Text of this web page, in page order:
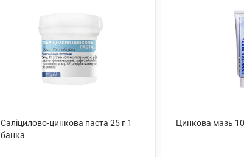
Саліцилово-цинкова паста 25 г 1
банка
Цинкова мазь 10